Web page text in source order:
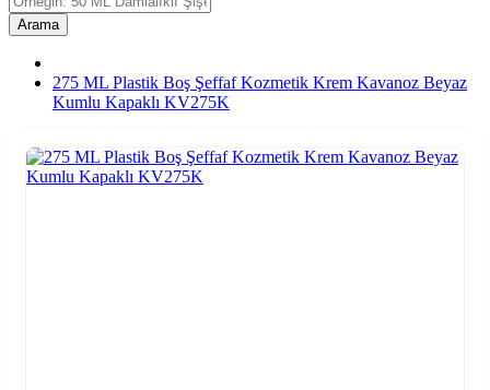
Arama
275 ML Plastik Boş Şeffaf Kozmetik Krem Kavanoz Beyaz
Kumlu Kapaklı KV275K